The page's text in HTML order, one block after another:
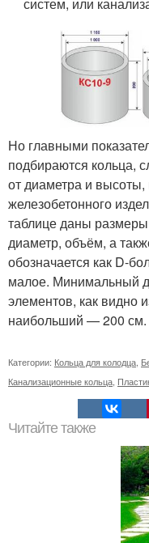
Но главными
подбираются кольца,
от диаметра и
железобетонного
таблице даны
диаметр, объём, а
обозначается как D-
малое. Минимальный
элементов, как видно
наибольший — 200 см.
Категории: Кольца для колодца,
Канализационные кольца,
Читайте также